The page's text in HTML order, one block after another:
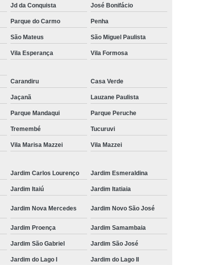
Placas Pneumáticas
Usip20
Reparo Fonte Chaveada
Injetoras
Assistencia Técnica Laser
Projeto Eletronico
Elétricos
Projetos Automação Industrial
Serviço de Geometria Máquina
de Turcite
Motor Spindle Fanuc
I-b Series
Servo Motor Fanuc Alfa Ic
Alfa Is
Servo Motor Fanuc Alfa M
Jd da Conquista José Bonifácio
Parque do Carmo Penha
São Mateus São Miguel Paulista
Vila Esperança Vila Formosa
Carandiru Casa Verde
Jaçanã Lauzane Paulista
Parque Mandaqui Parque Peruche
Tremembé Tucuruvi
Vila Marisa Mazzei Vila Mazzei
Jardim Carlos Lourenço Jardim Esmeraldina
Jardim Itaiú Jardim Itatiaia
Jardim Nova Mercedes Jardim Novo São José
Jardim Proença Jardim Samambaia
Jardim São Gabriel Jardim São José
Jardim do Lago I Jardim do Lago II